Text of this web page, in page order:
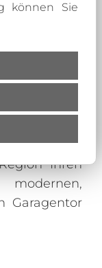
Door
Raum
tätig.
haben wir
Ihren
Garagentor
können Sie